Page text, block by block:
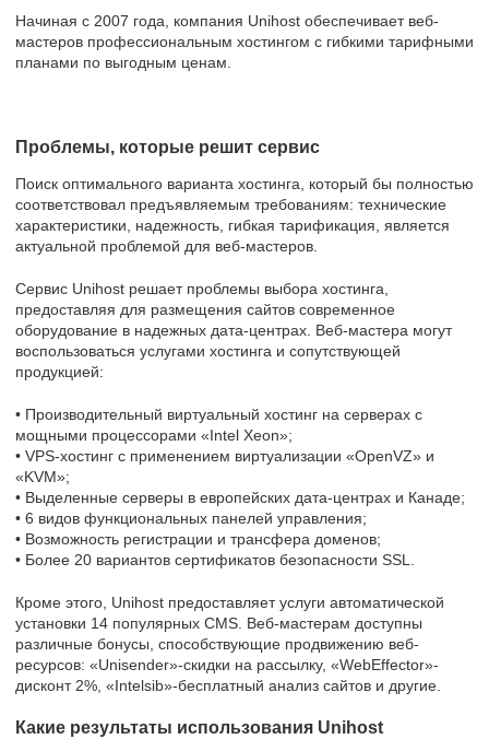
Начиная с 2007 года, компания Unihost обеспечивает веб-
мастеров профессиональным хостингом с гибкими тарифными
планами по выгодным ценам.
Проблемы, которые решит сервис
Поиск оптимального варианта хостинга, который бы полностью
соответствовал предъявляемым требованиям: технические
характеристики, надежность, гибкая тарификация, является
актуальной проблемой для веб-мастеров.
Сервис Unihost решает проблемы выбора хостинга,
предоставляя для размещения сайтов современное
оборудование в надежных дата-центрах. Веб-мастера могут
воспользоваться услугами хостинга и сопутствующей
продукцией:
• Производительный виртуальный хостинг на серверах с
мощными процессорами «Intel Xeon»;
• VPS-хостинг с применением виртуализации «OpenVZ» и
«KVM»;
• Выделенные серверы в европейских дата-центрах и Канаде;
• 6 видов функциональных панелей управления;
• Возможность регистрации и трансфера доменов;
• Более 20 вариантов сертификатов безопасности SSL.
Кроме этого, Unihost предоставляет услуги автоматической
установки 14 популярных CMS. Веб-мастерам доступны
различные бонусы, способствующие продвижению веб-
ресурсов: «Unisender»-скидки на рассылку, «WebEffector»-
дисконт 2%, «Intelsib»-бесплатный анализ сайтов и другие.
Какие результаты использования Unihost